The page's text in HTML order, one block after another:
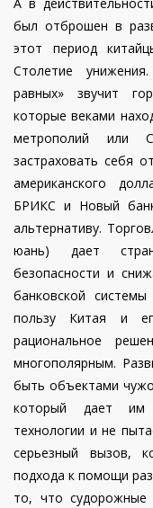
был отброшен в
этот период
Столетие
равных» звучит
которые веками
метрополий или
застраховать себя
американского
БРИКС и Новый
альтернативу.
юань) дает
безопасности и
банковской
пользу Китая и
рациональное
многополярным.
быть объектами
который дает им
технологии и не
серьезный вызов,
подхода к помощи
то, что